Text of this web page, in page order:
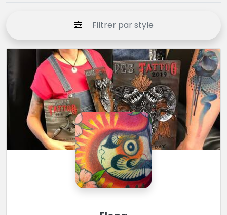
Filtrer par style